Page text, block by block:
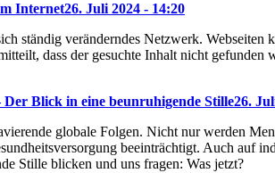
Internet26. Juli 2024 - 14:20
ständig veränderndes Netzwerk.
dass der gesuchte Inhalt nicht
Der Blick in eine beunruhigende Stille26.
globale Folgen. Nicht nur werden
beeinträchtigt. Auch auf
Stille blicken und uns fragen: Was jetzt?